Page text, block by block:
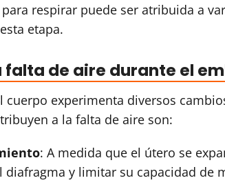
respirar puede ser atribuida a
etapa.
falta de aire durante el
cuerpo experimenta diversos
a la falta de aire son:
: A medida que el útero se
diafragma y limitar su capacidad